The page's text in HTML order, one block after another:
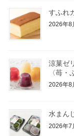
すふれ
2026年8
涼菓ゼ
〈苺・
2026年8
水まん
2026年7